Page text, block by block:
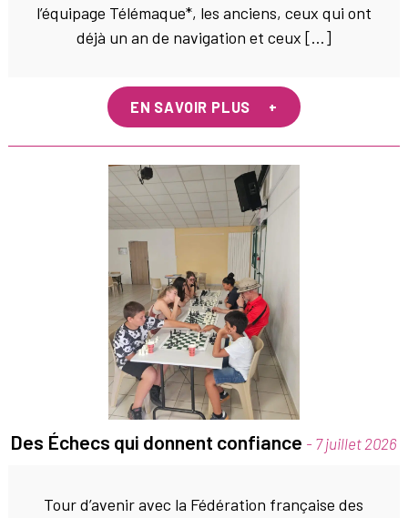
l’équipage Télémaque*, les anciens, ceux qui ont
déjà un an de navigation et ceux […]
EN SAVOIR PLUS
Des Échecs qui donnent confiance - 7 juillet 2026
Tour d’avenir avec la Fédération française des